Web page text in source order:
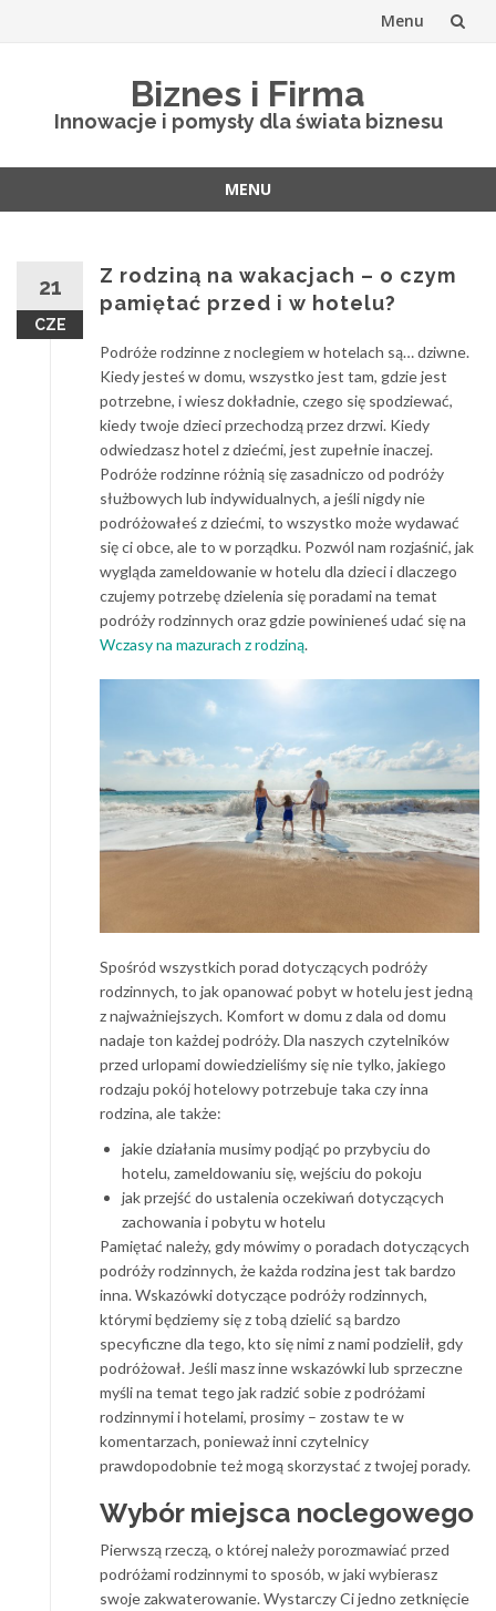
Menu
Biznes i Firma
Innowacje i pomysły dla świata biznesu
MENU
21
CZE
Z rodziną na wakacjach – o czym
pamiętać przed i w hotelu?
Podróże rodzinne z noclegiem w hotelach są… dziwne.
Kiedy jesteś w domu, wszystko jest tam, gdzie jest
potrzebne, i wiesz dokładnie, czego się spodziewać,
kiedy twoje dzieci przechodzą przez drzwi. Kiedy
odwiedzasz hotel z dziećmi, jest zupełnie inaczej.
Podróże rodzinne różnią się zasadniczo od podróży
służbowych lub indywidualnych, a jeśli nigdy nie
podróżowałeś z dziećmi, to wszystko może wydawać
się ci obce, ale to w porządku. Pozwól nam rozjaśnić, jak
wygląda zameldowanie w hotelu dla dzieci i dlaczego
czujemy potrzebę dzielenia się poradami na temat
podróży rodzinnych oraz gdzie powinieneś udać się na
Wczasy na mazurach z rodziną.
Spośród wszystkich porad dotyczących podróży
rodzinnych, to jak opanować pobyt w hotelu jest jedną
z najważniejszych. Komfort w domu z dala od domu
nadaje ton każdej podróży. Dla naszych czytelników
przed urlopami dowiedzieliśmy się nie tylko, jakiego
rodzaju pokój hotelowy potrzebuje taka czy inna
rodzina, ale także:
jakie działania musimy podjąć po przybyciu do
hotelu, zameldowaniu się, wejściu do pokoju
jak przejść do ustalenia oczekiwań dotyczących
zachowania i pobytu w hotelu
Pamiętać należy, gdy mówimy o poradach dotyczących
podróży rodzinnych, że każda rodzina jest tak bardzo
inna. Wskazówki dotyczące podróży rodzinnych,
którymi będziemy się z tobą dzielić są bardzo
specyficzne dla tego, kto się nimi z nami podzielił, gdy
podróżował. Jeśli masz inne wskazówki lub sprzeczne
myśli na temat tego jak radzić sobie z podróżami
rodzinnymi i hotelami, prosimy – zostaw te w
komentarzach, ponieważ inni czytelnicy
prawdopodobnie też mogą skorzystać z twojej porady.
Wybór miejsca noclegowego
Pierwszą rzeczą, o której należy porozmawiać przed
podróżami rodzinnymi to sposób, w jaki wybierasz
swoje zakwaterowanie. Wystarczy Ci jedno zetknięcie